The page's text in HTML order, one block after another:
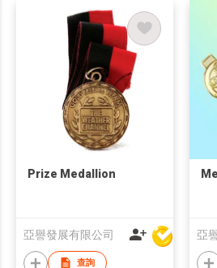
Prize Medallion
亞譽發展有限公司
查詢
亞